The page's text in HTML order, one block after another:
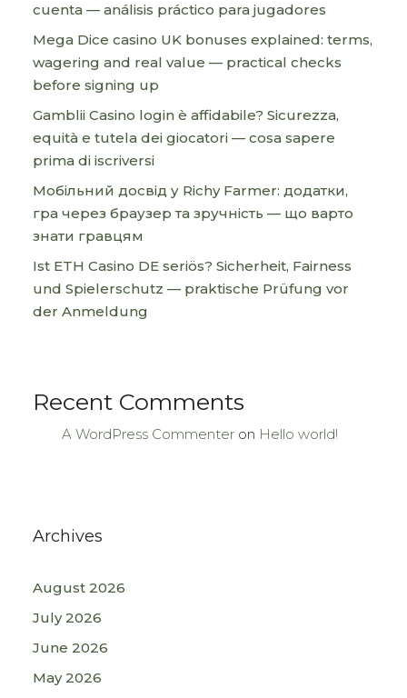
cuenta — análisis práctico para jugadores
Mega Dice casino UK bonuses explained: terms,
wagering and real value — practical checks
before signing up
Gamblii Casino login è affidabile? Sicurezza,
equità e tutela dei giocatori — cosa sapere
prima di iscriversi
Мобільний досвід у Richy Farmer: додатки,
гра через браузер та зручність — що варто
знати гравцям
Ist ETH Casino DE seriös? Sicherheit, Fairness
und Spielerschutz — praktische Prüfung vor
der Anmeldung
Recent Comments
A WordPress Commenter on Hello world!
Archives
August 2026
July 2026
June 2026
May 2026